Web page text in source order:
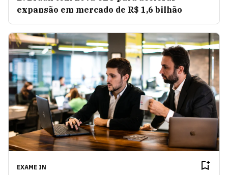
expansão em mercado de R$ 1,6 bilhão
EXAME IN